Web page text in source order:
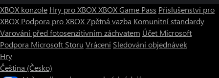
XBOX konzole Hry pro XBOXXBOX Game Pass Příslušenství pro
XBOX Podpora pro XBOXZpětná vazba Komunitní standardy
Varování před fotosenzitivním záchvatem Účet Microsoft
Podpora Microsoft Storu Vrácení Sledování objednávek
Hry
Čeština (Česko)